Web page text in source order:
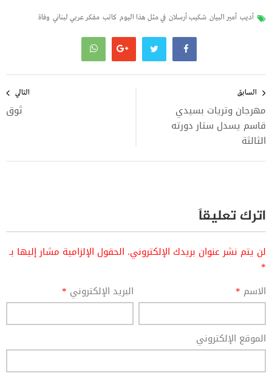
أديب أمير البيان شكيب أرسلان في مثل هذا اليوم كاتب مفكر عربي لبناني وفاة
المقالات
السابق
مهرجان وتريات بسيدي
قاسم يسدل ستار دورته
الثالثة
التالي
تَوق
اترك تعليقاً
لن يتم نشر عنوان بريدك الإلكتروني. الحقول الإلزامية مشار إليها بـ
*
الاسم * البريد الإلكتروني *
الموقع الإلكتروني